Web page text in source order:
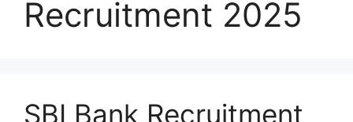
Recruitment 2025
SBI Bank Recruitment